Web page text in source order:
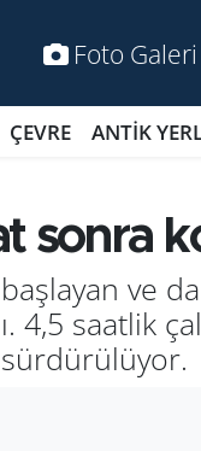
Foto Galeri
ÇEVRE ANTİK
sonra
ve
4,5 saatlik
sürdürülüyor.